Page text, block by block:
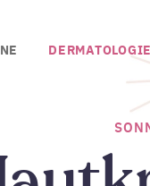
DERMATOLOGIE